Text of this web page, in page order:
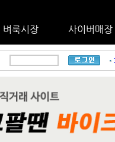
벼룩시장 사이버매장